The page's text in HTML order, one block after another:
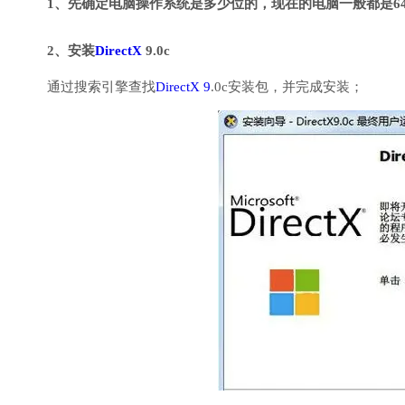
1、先确定电脑操作系统是多少位的，现在的电脑一般都是
2、安装DirectX 9.0c
通过搜索引擎查找DirectX 9.0c安装包，并完成安装；